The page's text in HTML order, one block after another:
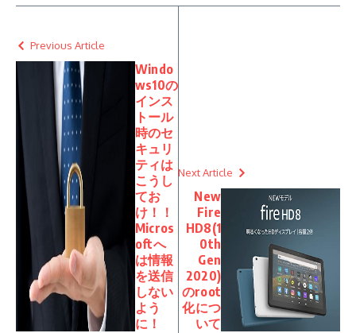
Previous Article
Windo
ws10の
インス
トール
時のセ
キュリ
ティは
こうし
てお
け！！
Micros
oftへ
は情報
を送信
しない
よう
に！
Next Article
New
Fire
HD8(1
0th
Gen
2020)
のroot
化につ
いて